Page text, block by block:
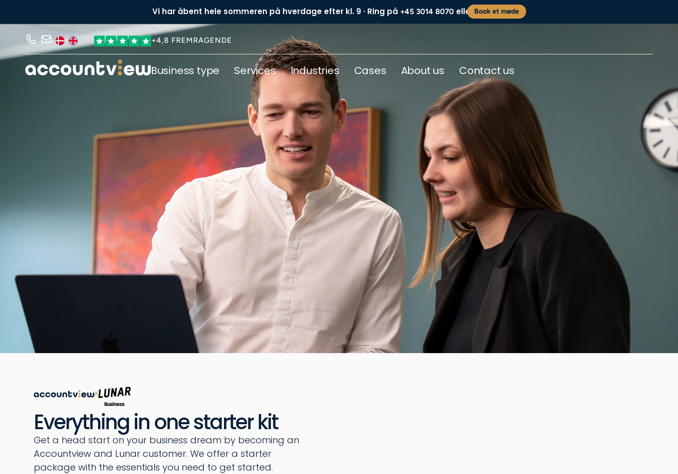
Vi har åbent hele sommeren på hverdage efter kl. 9 · Ring på +45 3014 8070eller Book et møde
+4,8 FREMRAGENDE
Business type Services Industries Cases About us Contact us
x
Everything in one starter kit
Get a head start on your business dream by becoming an
Accountview and Lunar customer. We offer a starter
package with the essentials you need to get started.